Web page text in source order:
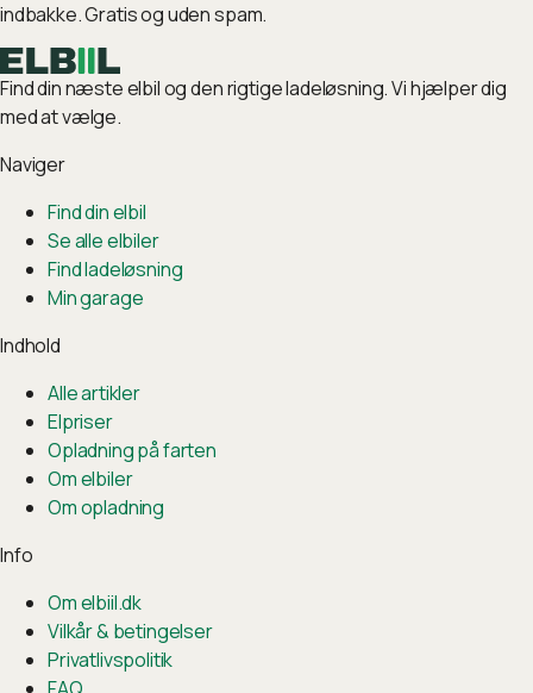
indbakke. Gratis og uden spam.
Find din næste elbil og den rigtige ladeløsning. Vi hjælper dig
med at vælge.
Naviger
Find din elbil
Se alle elbiler
Find ladeløsning
Min garage
Indhold
Alle artikler
Elpriser
Opladning på farten
Om elbiler
Om opladning
Info
Om elbiil.dk
Vilkår & betingelser
Privatlivspolitik